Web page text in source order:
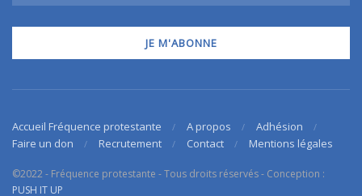
Accueil Fréquence protestante A propos
Adhésion
Faire un don
Recrutement Contact Mentions légales
©2022 - Fréquence protestante - Tous droits réservés - Conception :
PUSH IT UP